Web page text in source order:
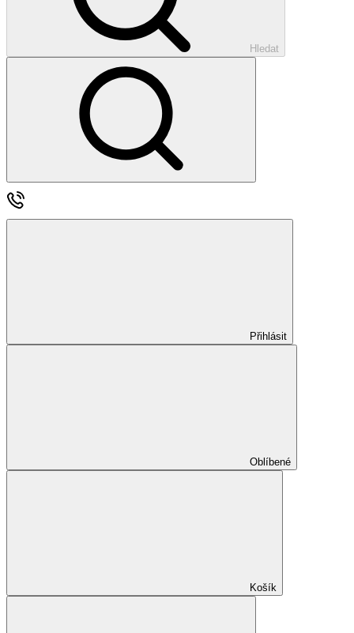
Hledat
Přihlásit
Oblíbené
Košík